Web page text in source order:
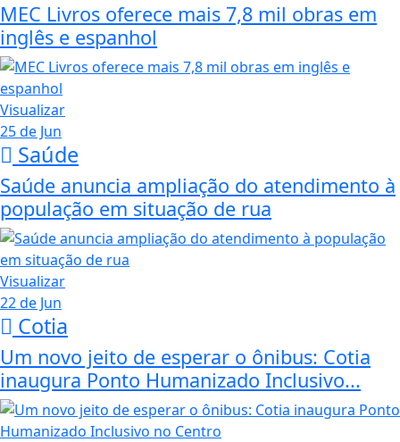
MEC Livros oferece mais 7,8 mil obras em
inglês e espanhol
Visualizar
25 de Jun
Saúde
Saúde anuncia ampliação do atendimento à
população em situação de rua
Visualizar
22 de Jun
Cotia
Um novo jeito de esperar o ônibus: Cotia
inaugura Ponto Humanizado Inclusivo...